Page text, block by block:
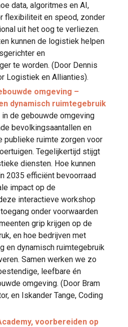
data, algoritmes en AI,
flexibiliteit en speod, zonder
uit het oog te verliezen.
kunnen de logistiek helpen
en
te worden. (Door Dennis
Logistiek en Allianties).
omgeving –
dynamisch ruimtegebruik
de gebouwde omgeving
bevolkingsaantallen en
publieke ruimte zorgen voor
Tegelijkertijd stijgt
diensten. Hoe kunnen
2035 efficiënt bevoorraad
impact op de
interactieve workshop
onder voorwaarden
grip krijgen op de
en hoe bedrijven met
en dynamisch ruimtegebruik
Samen werken we zo
leefbare én
omgeving. (Door Bram
en Iskander Tange, Coding
voorbereiden op